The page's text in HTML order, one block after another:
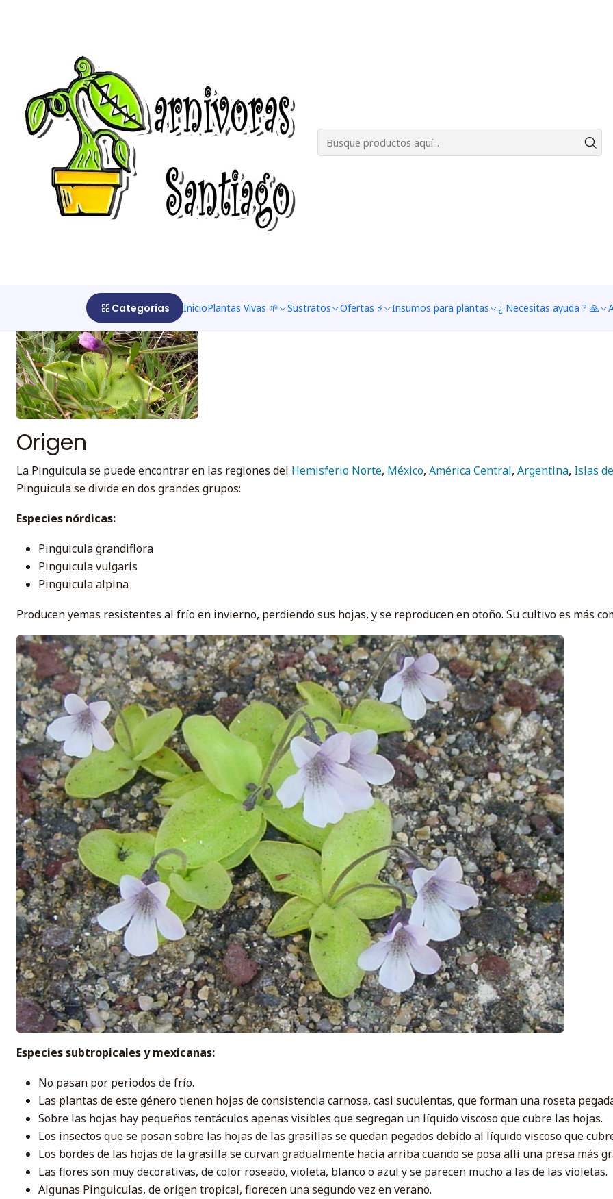
Categorías InicioPlantas Vivas 🌱 Sustratos Ofertas ⚡ Insumos para plantas ¿ Necesitas ayuda ? 🙏
Cuidado pinguicula
Pinguicula.Pequeñas plantas herbáceas con forma de roseta de pocos centímetros de diámetro. A simple vista las
puede apreciar que están cubiertas por miles de pequeños pelitos que segregan gotas de una sustancia pegajosa.
Cuando una presa queda atrapada en este pegamento, un segundo tipo de glándulas comienza a segregar un
disuelve las partes más blandas del insecto. Posteriormente, esas mismas glándulas reabsorben el líquido, ahora
Origen
La Pinguicula se puede encontrar en las regiones del Hemisferio Norte, México, América Central, Argentina, Islas
Pinguicula se divide en dos grandes grupos:
Especies nórdicas:
Pinguicula grandiflora
Pinguicula vulgaris
Pinguicula alpina
Producen yemas resistentes al frío en invierno, perdiendo sus hojas, y se reproducen en otoño. Su cultivo es más
Especies subtropicales y mexicanas:
No pasan por periodos de frío.
Las plantas de este género tienen hojas de consistencia carnosa, casi suculentas, que forman una roseta
Sobre las hojas hay pequeños tentáculos apenas visibles que segregan un líquido viscoso que cubre las hojas.
Los insectos que se posan sobre las hojas de las grasillas se quedan pegados debido al líquido viscoso que
Los bordes de las hojas de la grasilla se curvan gradualmente hacia arriba cuando se posa allí una presa más
Las flores son muy decorativas, de color roseado, violeta, blanco o azul y se parecen mucho a las de las violetas.
Algunas Pinguiculas, de origen tropical, florecen una segundo vez en verano.